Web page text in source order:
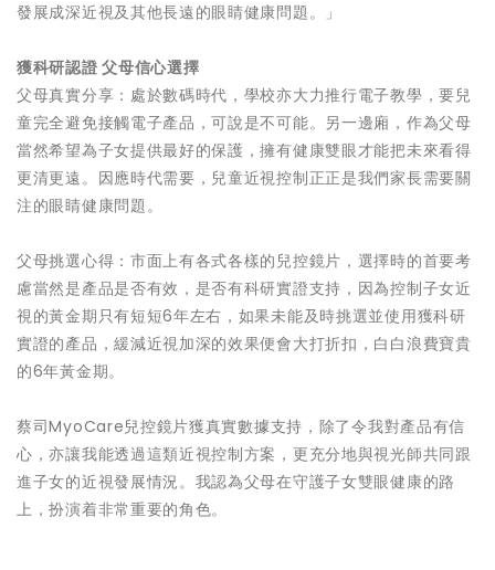
發展成深近視及其他長遠的眼睛健康問題。」
獲科研認證 父母信心選擇
父母真實分享：處於數碼時代，學校亦大力推行電子教學，要兒
童完全避免接觸電子產品，可說是不可能。另一邊廂，作為父母
當然希望為子女提供最好的保護，擁有健康雙眼才能把未來看得
更清更遠。因應時代需要，兒童近視控制正正是我們家長需要關
注的眼睛健康問題。
父母挑選心得：市面上有各式各樣的兒控鏡片，選擇時的首要考
慮當然是產品是否有效，是否有科研實證支持，因為控制子女近
視的黃金期只有短短6年左右，如果未能及時挑選並使用獲科研
實證的產品，緩減近視加深的效果便會大打折扣，白白浪費寶貴
的6年黃金期。
蔡司MyoCare兒控鏡片獲真實數據支持，除了令我對產品有信
心，亦讓我能透過這類近視控制方案，更充分地與視光師共同跟
進子女的近視發展情況。我認為父母在守護子女雙眼健康的路
上，扮演着非常重要的角色。